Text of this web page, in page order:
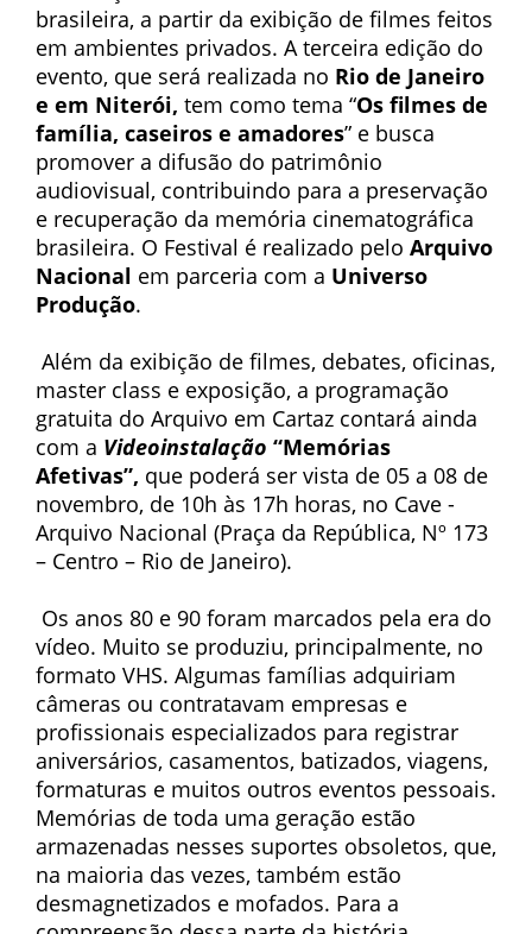
brasileira, a partir da exibição de filmes feitos
em ambientes privados. A terceira edição do
evento, que será realizada no Rio de Janeiro
e em Niterói, tem como tema “Os filmes de
família, caseiros e amadores” e busca
promover a difusão do patrimônio
audiovisual, contribuindo para a preservação
e recuperação da memória cinematográfica
brasileira. O Festival é realizado pelo Arquivo
Nacional em parceria com a Universo
Produção.
Além da exibição de filmes, debates, oficinas,
master class e exposição, a programação
gratuita do Arquivo em Cartaz contará ainda
com a Videoinstalação “Memórias
Afetivas”, que poderá ser vista de 05 a 08 de
novembro, de 10h às 17h horas, no Cave -
Arquivo Nacional (Praça da República, Nº 173
– Centro – Rio de Janeiro).
Os anos 80 e 90 foram marcados pela era do
vídeo. Muito se produziu, principalmente, no
formato VHS. Algumas famílias adquiriam
câmeras ou contratavam empresas e
profissionais especializados para registrar
aniversários, casamentos, batizados, viagens,
formaturas e muitos outros eventos pessoais.
Memórias de toda uma geração estão
armazenadas nesses suportes obsoletos, que,
na maioria das vezes, também estão
desmagnetizados e mofados. Para a